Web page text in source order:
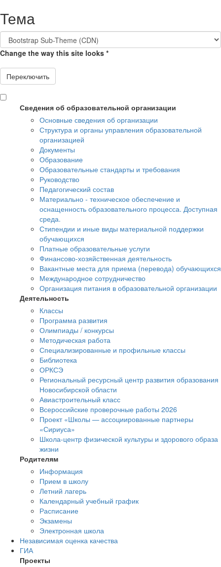
Тема
Change the way this site looks *
Переключить
Сведения об образовательной организации
Основные сведения об организации
Структура и органы управления образовательной
организацией
Документы
Образование
Образовательные стандарты и требования
Руководство
Педагогический состав
Материально - техническое обеспечение и
оснащенность образовательного процесса. Доступная
среда.
Стипендии и иные виды материальной поддержки
обучающихся
Платные образовательные услуги
Финансово-хозяйственная деятельность
Вакантные места для приема (перевода) обучающихся
Международное сотрудничество
Организация питания в образовательной организации
Деятельность
Классы
Программа развития
Олимпиады / конкурсы
Методическая работа
Специализированные и профильные классы
Библиотека
ОРКСЭ
Региональный ресурсный центр развития образования
Новосибирской области
Авиастроительный класс
Всероссийские проверочные работы 2026
Проект «Школы — ассоциированные партнеры
«Сириуса»
Школа-центр физической культуры и здорового образа
жизни
Родителям
Информация
Прием в школу
Летний лагерь
Календарный учебный график
Расписание
Экзамены
Электронная школа
Независимая оценка качества
ГИА
Проекты